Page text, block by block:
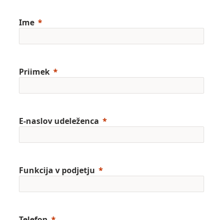
Ime
Priimek
E-naslov udeleženca
Funkcija v podjetju